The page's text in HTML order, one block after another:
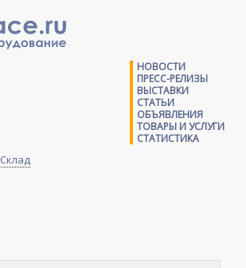
НОВОСТИ
ПРЕСС-РЕЛИЗЫ
ВЫСТАВКИ
СТАТЬИ
ОБЪЯВЛЕНИЯ
ТОВАРЫ И УСЛУГИ
СТАТИСТИКА
Склад